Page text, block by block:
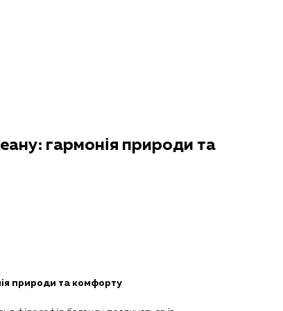
гармонія природи та
природи та комфорту